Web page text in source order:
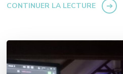
CONTINUER LA LECTURE